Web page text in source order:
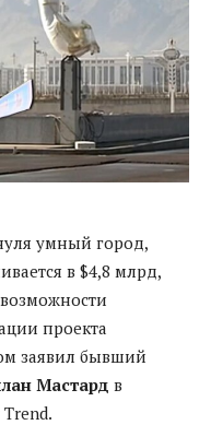
умный город,
в $4,8 млрд,
проекта
заявил бывший
Мастард в